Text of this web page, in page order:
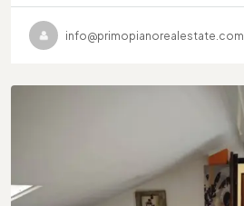
info@primopianorealestate.com